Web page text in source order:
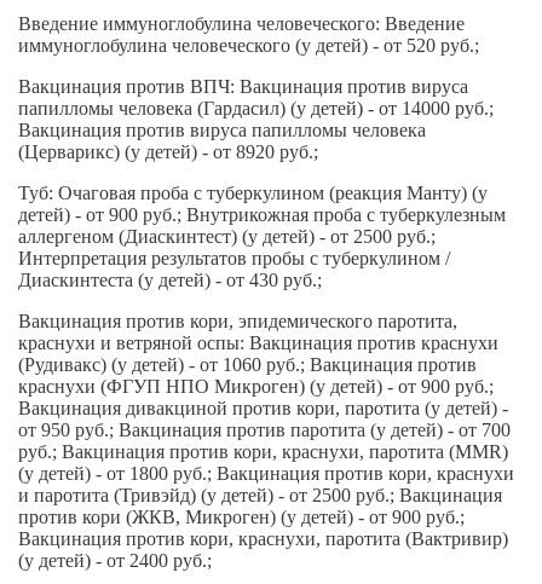
Введение иммуноглобулина человеческого: Введение
иммуноглобулина человеческого (у детей) - от 520 руб.;
Вакцинация против ВПЧ: Вакцинация против вируса
папилломы человека (Гардасил) (у детей) - от 14000 руб.;
Вакцинация против вируса папилломы человека
(Церварикс) (у детей) - от 8920 руб.;
Туб: Очаговая проба с туберкулином (реакция Манту) (у
детей) - от 900 руб.; Внутрикожная проба с туберкулезным
аллергеном (Диаскинтест) (у детей) - от 2500 руб.;
Интерпретация результатов пробы с туберкулином /
Диаскинтеста (у детей) - от 430 руб.;
Вакцинация против кори, эпидемического паротита,
краснухи и ветряной оспы: Вакцинация против краснухи
(Рудивакс) (у детей) - от 1060 руб.; Вакцинация против
краснухи (ФГУП НПО Микроген) (у детей) - от 900 руб.;
Вакцинация дивакциной против кори, паротита (у детей) -
от 950 руб.; Вакцинация против паротита (у детей) - от 700
руб.; Вакцинация против кори, краснухи, паротита (MMR)
(у детей) - от 1800 руб.; Вакцинация против кори, краснухи
и паротита (Тривэйд) (у детей) - от 2500 руб.; Вакцинация
против кори (ЖКВ, Микроген) (у детей) - от 900 руб.;
Вакцинация против кори, краснухи, паротита (Вактривир)
(у детей) - от 2400 руб.;